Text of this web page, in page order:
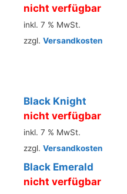
nicht verfügbar
inkl. 7 % MwSt.
zzgl. Versandkosten
Black Knight
nicht verfügbar
inkl. 7 % MwSt.
zzgl. Versandkosten
Black Emerald
nicht verfügbar